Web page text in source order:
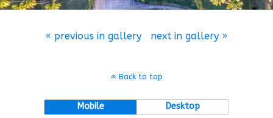
« previous in gallery next in gallery »
Back to top
Mobile Desktop